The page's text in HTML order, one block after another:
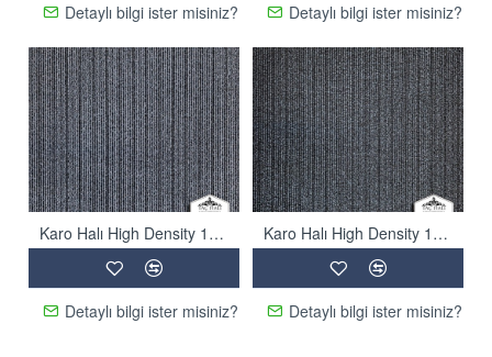
Detaylı bilgi ister misiniz? Detaylı bilgi ister misiniz?
Karo Halı High Density 1607
Detaylı bilgi ister misiniz?
Karo Halı High Density 1608
Detaylı bilgi ister misiniz?